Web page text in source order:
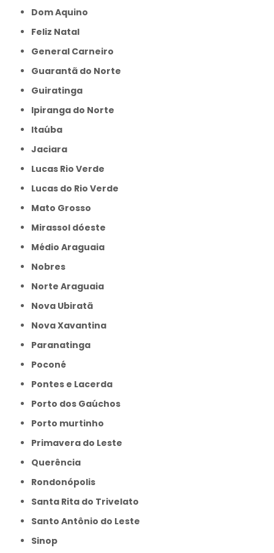
Dom Aquino
Feliz Natal
General Carneiro
Guarantã do Norte
Guiratinga
Ipiranga do Norte
Itaúba
Jaciara
Lucas Rio Verde
Lucas do Rio Verde
Mato Grosso
Mirassol dóeste
Médio Araguaia
Nobres
Norte Araguaia
Nova Ubiratã
Nova Xavantina
Paranatinga
Poconé
Pontes e Lacerda
Porto dos Gaúchos
Porto murtinho
Primavera do Leste
Querência
Rondonópolis
Santa Rita do Trivelato
Santo Antônio do Leste
Sinop